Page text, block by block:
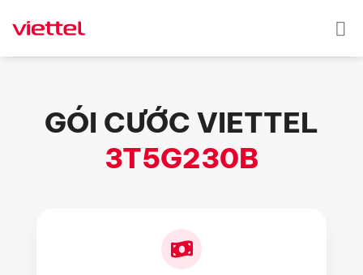
to
GÓI CƯỚC VIETTEL
3T5G230B